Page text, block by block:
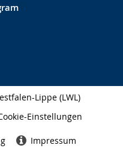
Lippe (LWL)
Einstellungen
Impressum